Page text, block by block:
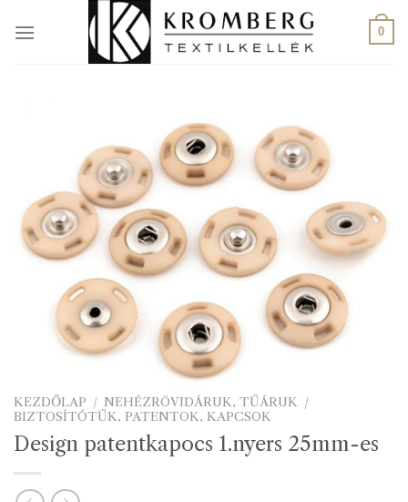
0
KEZDŐLAP / NEHÉZRÖVIDÁRUK, TŰÁRUK /
BIZTOSÍTÓTŰK, PATENTOK, KAPCSOK
Design patentkapocs 1.nyers 25mm-es